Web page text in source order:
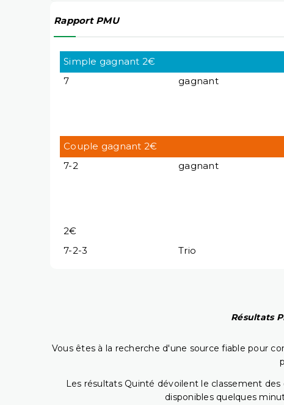
Rapport PMU
Simple gagnant 2€
7
gagnant
Couple gagnant 2€
7-2
gagnant
2€
7-2-3
Trio
Résultats
Vous êtes à la recherche d'une source fiable pour
Les résultats Quinté dévoilent le classement
disponibles quelques